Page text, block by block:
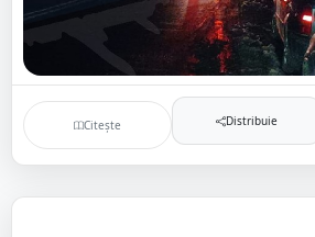
Citește Distribuie